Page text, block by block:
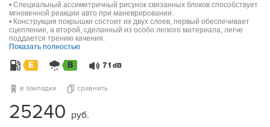
• Специальный ассиметричный рисунок связанных блоков способствует
мгновенной реакции авто при маневрировании.
• Конструкция покрышки состоит их двух слоев, первый обеспечивает
сцепление, а второй, сделанный из особо легкого материала, легче
поддается трению качения.
Показать полностью
E B 71 dB
в закладки сравнить
25240 руб.